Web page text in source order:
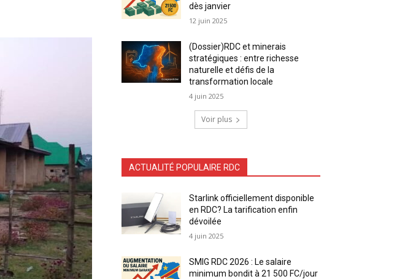
dès janvier
12 juin 2025
(Dossier)RDC et minerais
stratégiques : entre richesse
naturelle et défis de la
transformation locale
4 juin 2025
Voir plus
ACTUALITÉ POPULAIRE RDC
Starlink officiellement disponible
en RDC? La tarification enfin
dévoilée
4 juin 2025
SMIG RDC 2026 : Le salaire
minimum bondit à 21 500 FC/jour